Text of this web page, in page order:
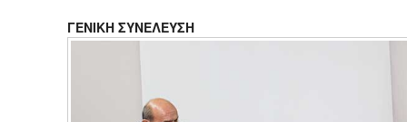
ΓΕΝΙΚΗ ΣΥΝΕΛΕΥΣΗ